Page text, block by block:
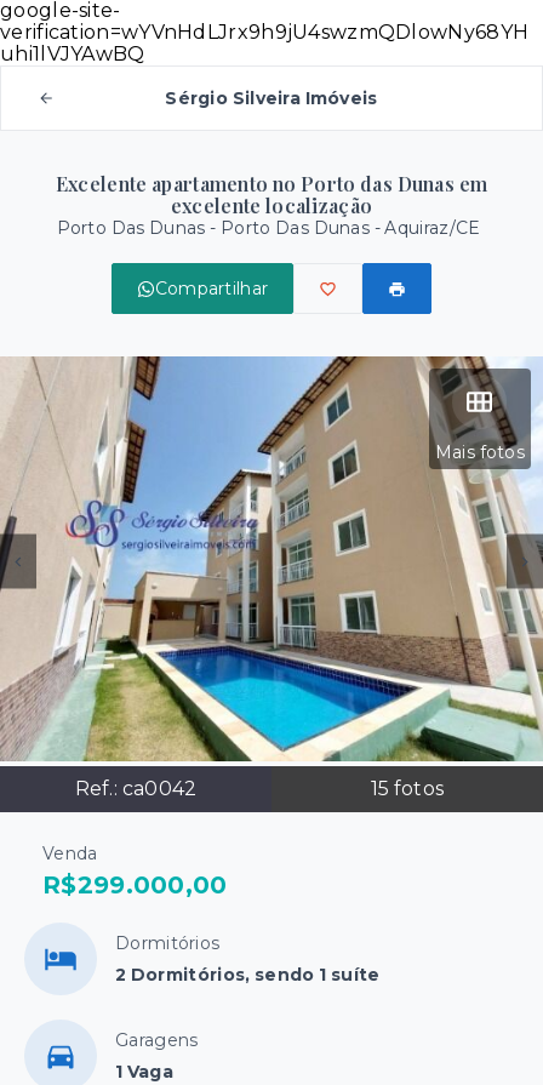
google-site-
verification=wYVnHdLJrx9h9jU4swzmQDlowNy68YH
uhi1lVJYAwBQ
Sérgio Silveira Imóveis
Excelente apartamento no Porto das Dunas em
excelente localização
Porto Das Dunas - Porto Das Dunas - Aquiraz/CE
Compartilhar
Mais fotos
Ref.: ca0042 15 fotos
Venda
R$299.000,00
Dormitórios
2 Dormitórios, sendo 1 suíte
Garagens
1 Vaga